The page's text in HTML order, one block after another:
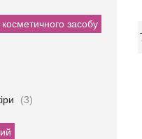
косметичного засобу
3